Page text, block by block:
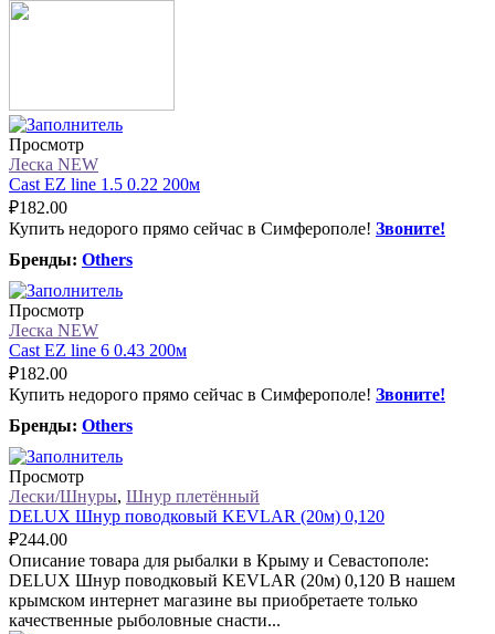
Просмотр
Леска NEW
Cast EZ line 1.5 0.22 200м
₽182.00
Купить недорого прямо сейчас в Симферополе! Звоните!
Бренды: Others
Просмотр
Леска NEW
Cast EZ line 6 0.43 200м
₽182.00
Купить недорого прямо сейчас в Симферополе! Звоните!
Бренды: Others
Просмотр
Лески/Шнуры, Шнур плетённый
DELUX Шнур поводковый KEVLAR (20м) 0,120
₽244.00
Описание товара для рыбалки в Крыму и Севастополе:
DELUX Шнур поводковый KEVLAR (20м) 0,120 В нашем
крымском интернет магазине вы приобретаете только
качественные рыболовные снасти...